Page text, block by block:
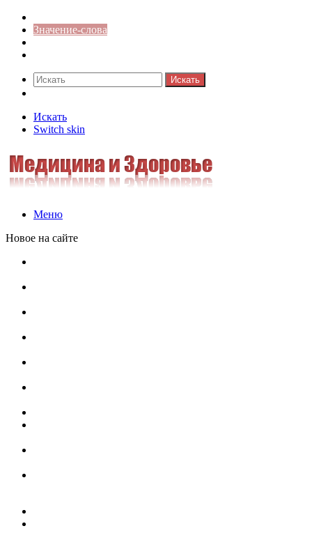
Значение-слова
Искать
Искать
Switch skin
Меню
Новое на сайте